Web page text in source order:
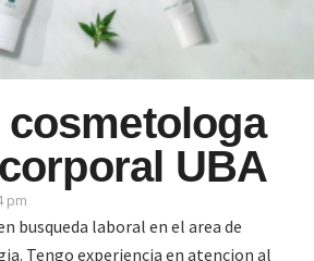
cosmetologa
UBA
pm
busqueda laboral en el area de
Tengo experiencia en atencion al